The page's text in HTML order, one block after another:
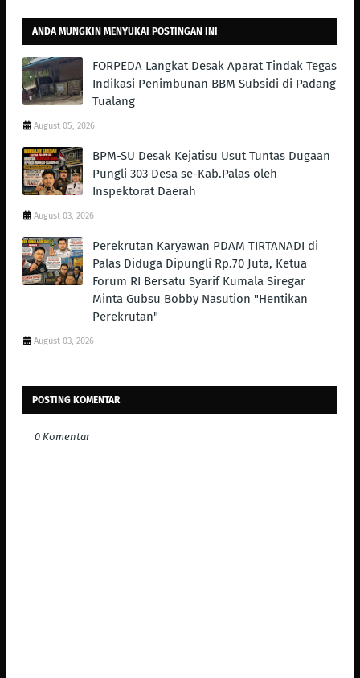
ANDA MUNGKIN MENYUKAI POSTINGAN INI
FORPEDA Langkat Desak Aparat Tindak Tegas
Indikasi Penimbunan BBM Subsidi di Padang
Tualang
August 05, 2026
BPM-SU Desak Kejatisu Usut Tuntas Dugaan
Pungli 303 Desa se-Kab.Palas oleh
Inspektorat Daerah
August 03, 2026
Perekrutan Karyawan PDAM TIRTANADI di
Palas Diduga Dipungli Rp.70 Juta, Ketua
Forum RI Bersatu Syarif Kumala Siregar
Minta Gubsu Bobby Nasution "Hentikan
Perekrutan"
August 03, 2026
POSTING KOMENTAR
0 Komentar